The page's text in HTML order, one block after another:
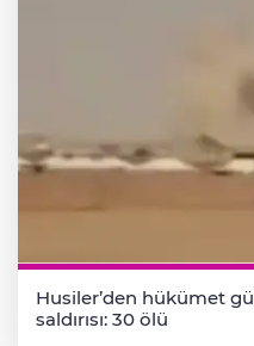
Husiler’den hükümet
saldırısı: 30 ölü